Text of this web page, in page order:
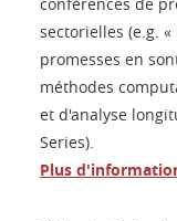
sectorielles (e.g. «
promesses en
méthodes
et d'analyse
Series).
Plus